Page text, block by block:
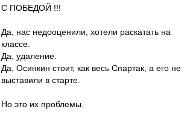
С ПОБЕДОЙ !!!
Да, нас недооценили, хотели раскатать на
классе.
Да, удаление.
Да, Осинкин стоит, как весь Спартак, а его не
выставили в старте.
Но это их проблемы.